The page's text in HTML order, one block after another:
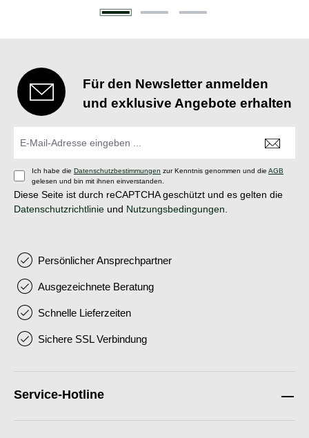
Für den Newsletter anmelden
und exklusive Angebote erhalten
Ich habe die Datenschutzbestimmungen zur Kenntnis genommen und die AGB
gelesen und bin mit ihnen einverstanden.
Diese Seite ist durch reCAPTCHA geschützt und es gelten die
Datenschutzrichtlinie und Nutzungsbedingungen
Persönlicher Ansprechpartner
Ausgezeichnete Beratung
Schnelle Lieferzeiten
Sichere SSL Verbindung
Service-Hotline